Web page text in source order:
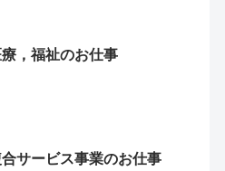
療，福祉のお仕事
サービス事業のお仕事